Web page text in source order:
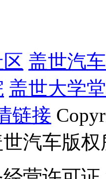
盖世汽
盖世大学堂
链接
世汽车版